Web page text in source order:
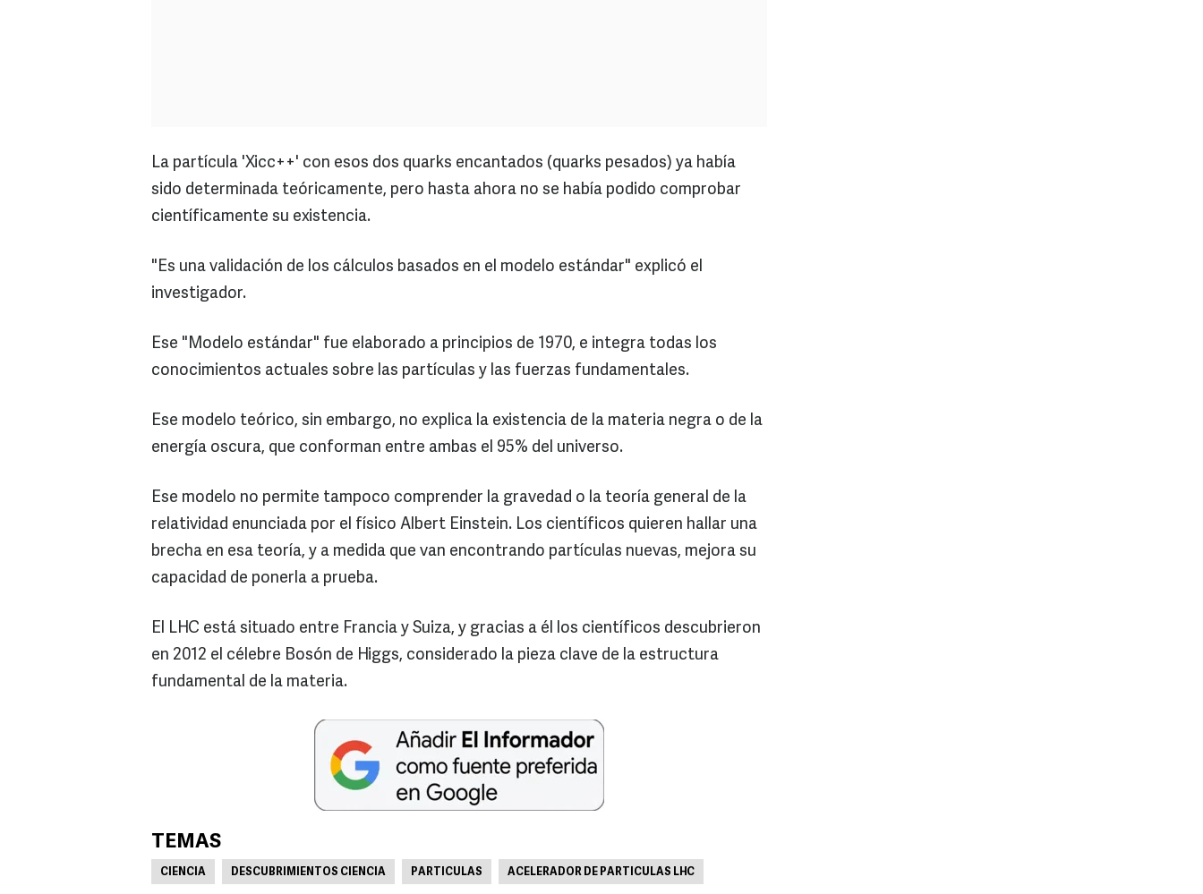
La partícula 'Xicc++' con esos dos quarks encantados (quarks pesados) ya había
sido determinada teóricamente, pero hasta ahora no se había podido comprobar
científicamente su existencia.
"Es una validación de los cálculos basados en el modelo estándar" explicó el
investigador.
Ese "Modelo estándar" fue elaborado a principios de 1970, e integra todas los
conocimientos actuales sobre las partículas y las fuerzas fundamentales.
Ese modelo teórico, sin embargo, no explica la existencia de la materia negra o de la
energía oscura, que conforman entre ambas el 95% del universo.
Ese modelo no permite tampoco comprender la gravedad o la teoría general de la
relatividad enunciada por el físico Albert Einstein. Los científicos quieren hallar una
brecha en esa teoría, y a medida que van encontrando partículas nuevas, mejora su
capacidad de ponerla a prueba.
El LHC está situado entre Francia y Suiza, y gracias a él los científicos descubrieron
en 2012 el célebre Bosón de Higgs, considerado la pieza clave de la estructura
fundamental de la materia.
TEMAS
CIENCIA DESCUBRIMIENTOS CIENCIA PARTICULAS ACELERADOR DE PARTICULAS LHC